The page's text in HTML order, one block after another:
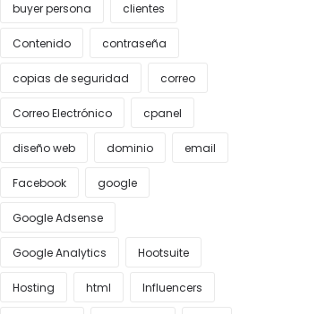
buyer persona clientes
Contenido contraseña
copias de seguridad correo
Correo Electrónico cpanel
diseño web dominio email
Facebook google
Google Adsense
Google Analytics Hootsuite
Hosting html Influencers